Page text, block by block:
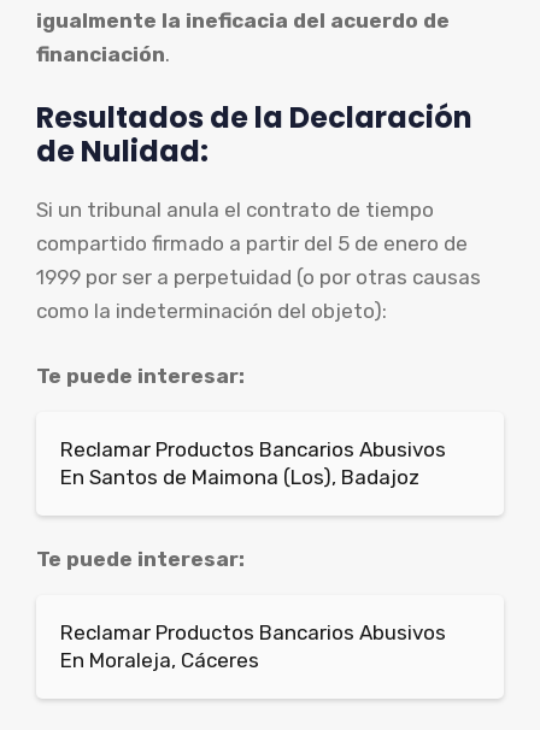
igualmente la ineficacia del acuerdo de
financiación.
Resultados de la Declaración
de Nulidad:
Si un tribunal anula el contrato de tiempo
compartido firmado a partir del 5 de enero de
1999 por ser a perpetuidad (o por otras causas
como la indeterminación del objeto):
Te puede interesar:
Reclamar Productos Bancarios Abusivos
En Santos de Maimona (Los), Badajoz
Te puede interesar:
Reclamar Productos Bancarios Abusivos
En Moraleja, Cáceres